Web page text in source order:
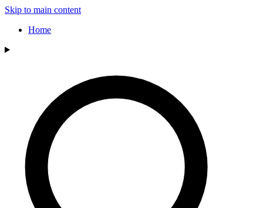
Skip to main content
Home